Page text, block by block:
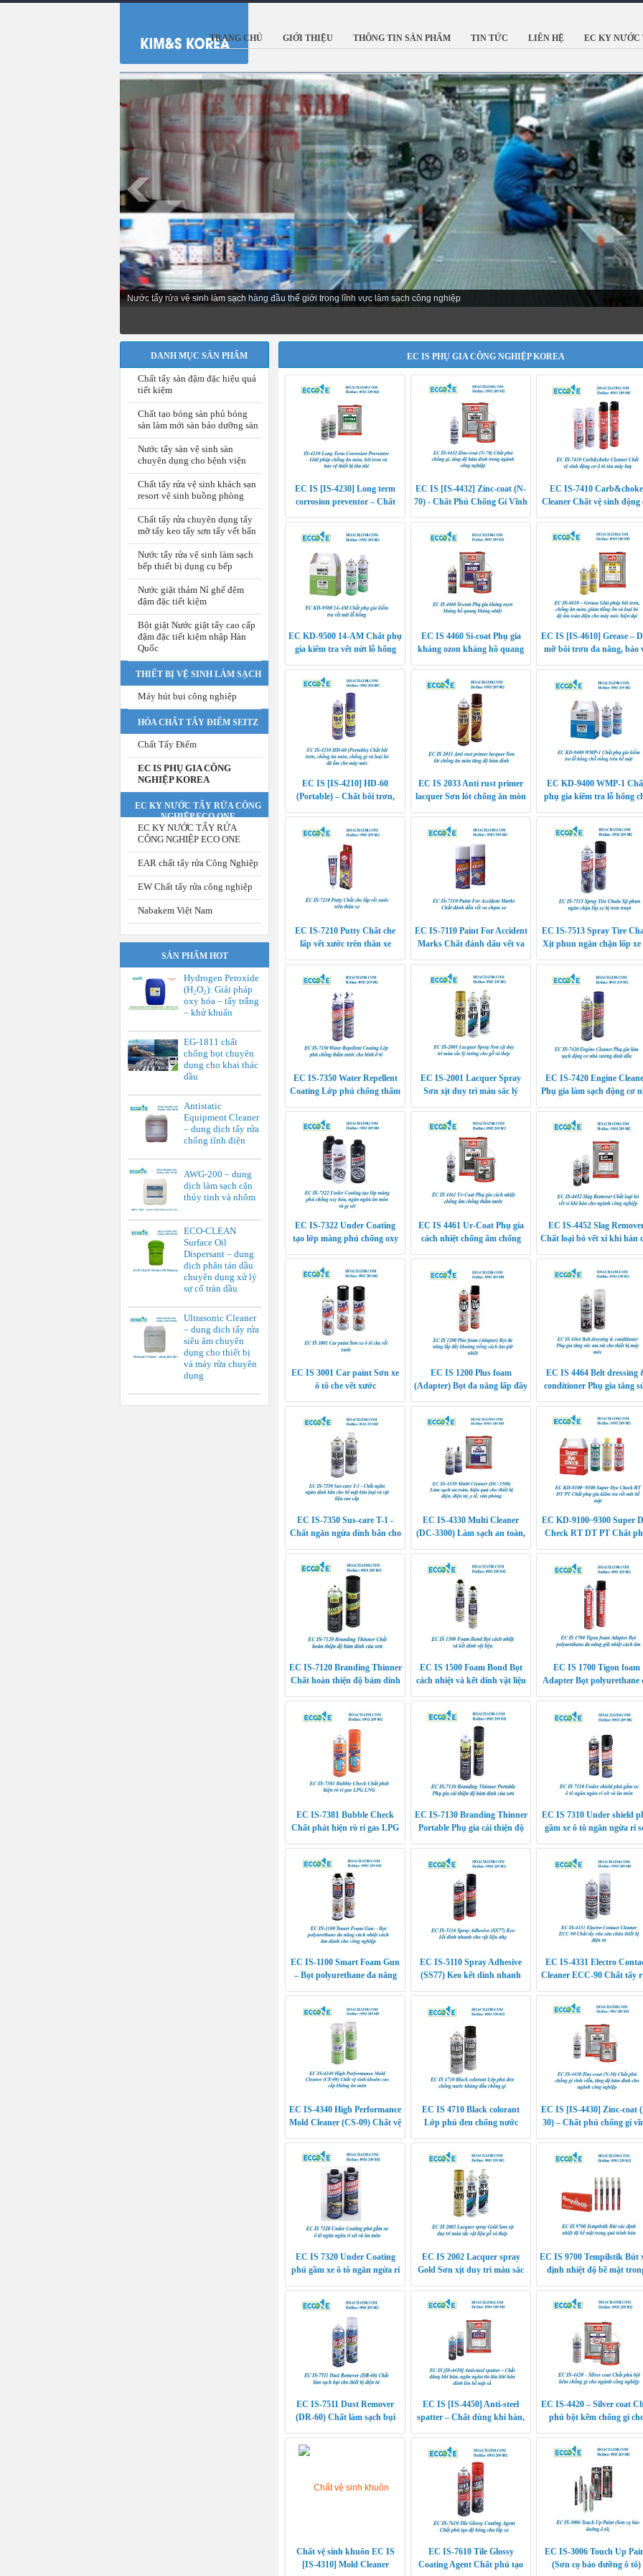
TRANG CHỦ GIỚI THIỆU THÔNG TIN SẢN PHẨM TIN TỨC LIÊN HỆ EC KY NƯỚC
Nước tẩy rửa vệ sinh làm sạch hàng đầu thế giới trong lĩnh vực làm sạch công nghiệp
DANH MỤC SẢN PHẨM
Chất tẩy sàn đậm đặc hiệu quả
tiết kiệm
Chất tạo bóng sàn phủ bóng
sàn làm mới sàn bảo dưỡng sàn
Nước tẩy sàn vệ sinh sàn
chuyên dụng cho bệnh viện
Chất tẩy rửa vệ sinh khách sạn
resort vệ sinh buồng phòng
Chất tẩy rửa chuyên dụng tẩy
mỡ tẩy keo tẩy sơn tẩy vết bẩn
Nước tẩy rửa vệ sinh làm sạch
bếp thiết bị dụng cụ bếp
Nước giặt thảm Nỉ ghế đệm
đậm đặc tiết kiệm
Bột giặt Nước giặt tẩy cao cấp
đậm đặc tiết kiệm nhập Hàn
Quốc
THIẾT BỊ VỆ SINH LÀM SẠCH
Máy hút bụi công nghiệp
HÓA CHẤT TẨY ĐIỂM SEITZ
Chất Tẩy Điểm
EC IS PHỤ GIA CÔNG
NGHIỆP KOREA
EC KY NƯỚC TẨY RỬA CÔNG
NGHIỆP ECO ONE
EC KY NƯỚC TẨY RỬA
CÔNG NGHIỆP ECO ONE
EAR chất tẩy rửa Công Nghiệp
EW Chất tẩy rửa công nghiệp
Nabakem Việt Nam
SẢN PHẨM HOT
Hydrogen Peroxide
(H₂O₂): Giải pháp
oxy hóa – tẩy trắng
– khử khuẩn
EG-1811 chất
chống bọt chuyên
dụng cho khai thác
dầu
Antistatic
Equipment Cleaner
– dung dịch tẩy rửa
chống tĩnh điện
AWG-200 – dung
dịch làm sạch cặn
thủy tinh và nhôm
ECO-CLEAN
Surface Oil
Dispersant – dung
dịch phân tán dầu
chuyên dụng xử lý
sự cố tràn dầu
Ultrasonic Cleaner
– dung dịch tẩy rửa
siêu âm chuyên
dụng cho thiết bị
và máy rửa chuyên
dụng
EC IS PHỤ GIA CÔNG NGHIỆP KOREA
EC IS [IS-4230] Long term
corrosion preventor – Chất
EC IS [IS-4432] Zinc-coat (N-
70) - Chất Phủ Chống Gỉ Vĩnh
EC IS-7410 Carb&choke
Cleaner Chất vệ sinh động
EC KD-9500 14-AM Chất phụ
gia kiểm tra vết nứt lỗ hổng
EC IS 4460 Si-coat Phụ gia
kháng ozon kháng hồ quang
EC IS [IS-4610] Grease –
mỡ bôi trơn đa năng, bảo
EC IS [IS-4210] HD-60
(Portable) – Chất bôi trơn,
EC IS 2033 Anti rust primer
lacquer Sơn lót chống ăn mòn
EC KD-9400 WMP-1
phụ gia kiểm tra lỗ hổng
EC IS-7210 Putty Chất che
lấp vết xước trên thân xe
EC IS-7110 Paint For Accident
Marks Chất đánh dấu vết va
EC IS-7513 Spray Tire
Xịt phun ngăn chặn lốp xe
EC IS-7350 Water Repellent
Coating Lớp phủ chống thấm
EC IS-2001 Lacquer Spray
Sơn xịt duy trì màu sắc lý
EC IS-7420 Engine
Phụ gia làm sạch động cơ
EC IS-7322 Under Coating
tạo lớp màng phủ chống oxy
EC IS 4461 Ur-Coat Phụ gia
cách nhiệt chống ẩm chống
EC IS-4452 Slag
Chất loại bỏ vết xỉ khi hàn
EC IS 3001 Car paint Sơn xe
ô tô che vết xước
EC IS 1200 Plus foam
(Adapter) Bọt đa năng lấp đầy
EC IS 4464 Belt dressing
conditioner Phụ gia tăng
EC IS-7350 Sus-care T-1 -
Chất ngăn ngừa dính bẩn cho
EC IS-4330 Multi Cleaner
(DC-3300) Làm sạch an toàn,
EC KD-9100~9300 Super
Check RT DT PT Chất
EC IS-7120 Branding Thinner
Chất hoàn thiện độ bám dính
EC IS 1500 Foam Bond Bọt
cách nhiệt và kết dính vật liệu
EC IS 1700 Tigon foam
Adapter Bọt polyurethane
EC IS-7381 Bubble Check
Chất phát hiện rò rỉ gas LPG
EC IS-7130 Branding Thinner
Portable Phụ gia cải thiện độ
EC IS 7310 Under shield
gầm xe ô tô ngăn ngừa rỉ
EC IS-1100 Smart Foam Gun
– Bọt polyurethane đa năng
EC IS-5110 Spray Adhesive
(SS77) Keo kết dính nhanh
EC IS-4331 Electro
Cleaner ECC-90 Chất tẩy
EC IS-4340 High Performance
Mold Cleaner (CS-09) Chất vệ
mòn, làm sạch k
EC IS 4710 Black colorant
Lớp phủ đen chống nước
EC IS [IS-4430] Zinc-coat
30) – Chất phủ chống gỉ
EC IS 7320 Under Coating
phủ gầm xe ô tô ngăn ngừa rỉ
EC IS 2002 Lacquer spray
Gold Sơn xịt duy trì màu sắc
EC IS 9700 Tempilstik Bút
định nhiệt độ bề mặt
EC IS-7511 Dust Remover
(DR-60) Chất làm sạch bụi
EC IS [IS-4450] Anti-steel
spatter – Chất dùng khi hàn,
EC IS-4420 – Silver coat
phủ bột kẽm chống gỉ
Chất vệ sinh khuôn EC IS
[IS-4310] Mold Cleaner
EC IS-7610 Tile Glossy
Coating Agent Chất phủ tạo
EC IS-3006 Touch Up
(Sơn cọ bảo dưỡng ô tô)